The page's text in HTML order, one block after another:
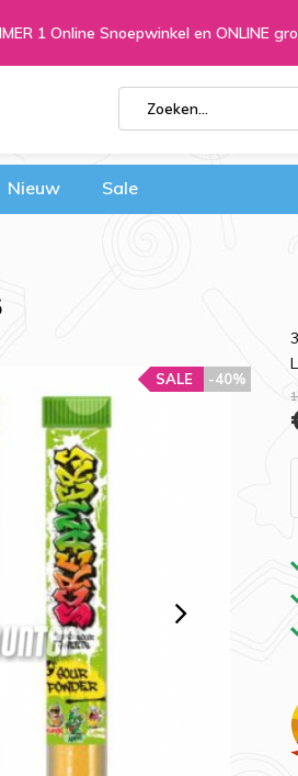
1 Online Snoepwinkel en ONLINE
Nieuw Sale
-40%
SALE